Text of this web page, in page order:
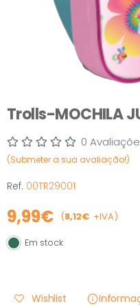
Trolls-MOCHILA
0
(Submeter a sua avaliação!)
Ref. 00TR29001
9,99€ (8,12€ +IVA)
Em stock
Em stock
Wishlist